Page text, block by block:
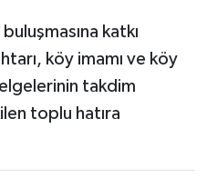
katkı
köy imamı ve köy
takdim
toplu hatıra